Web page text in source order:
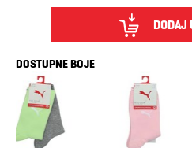
DODAJ
DOSTUPNE BOJE